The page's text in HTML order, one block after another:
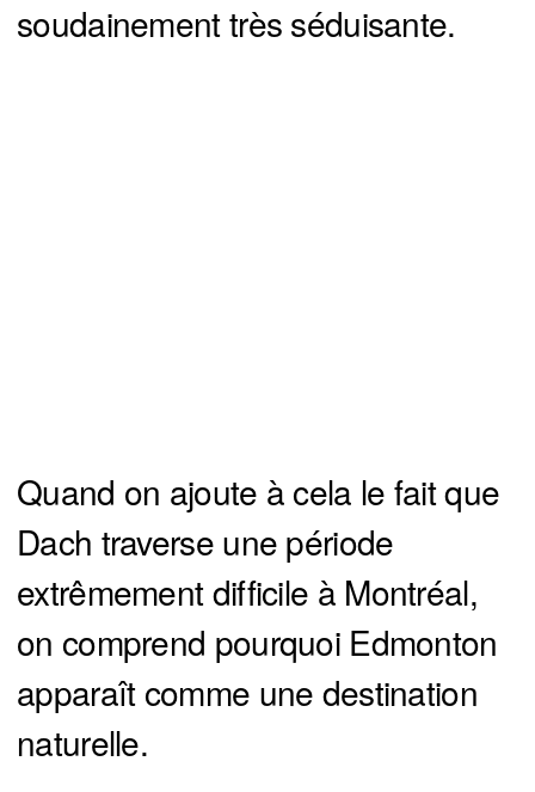
soudainement très séduisante.
Quand on ajoute à cela le fait que
Dach traverse une période
extrêmement difficile à Montréal,
on comprend pourquoi Edmonton
apparaît comme une destination
naturelle.